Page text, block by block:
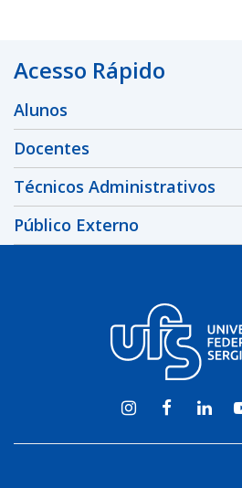
Acesso Rápido
Alunos
Docentes
Técnicos Administrativos
Público Externo
InstagramFacebook